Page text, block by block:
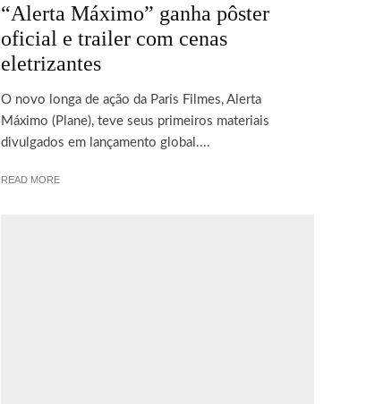
“Alerta Máximo” ganha pôster
oficial e trailer com cenas
eletrizantes
O novo longa de ação da Paris Filmes, Alerta
Máximo (Plane), teve seus primeiros materiais
divulgados em lançamento global....
READ MORE